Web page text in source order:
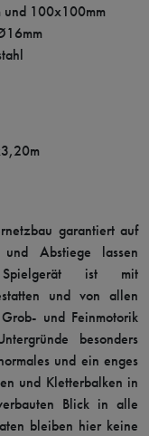
und 100x100mm
garantiert auf
Abstiege lassen
Spielgerät ist mit
und von allen
und Feinmotorik
besonders
und ein enges
und Kletterbalken in
Blick in alle
bleiben hier keine